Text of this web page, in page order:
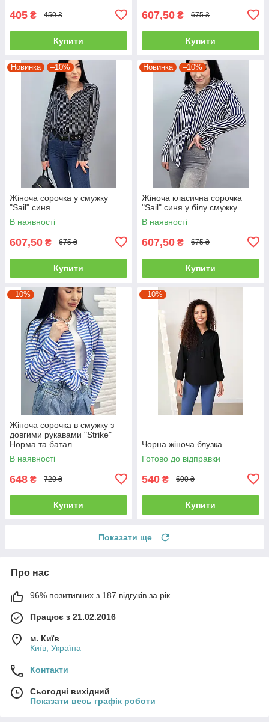
405 ₴ 450 ₴
Купити
607,50 ₴ 675 ₴
Купити
Новинка –10%
Жіноча сорочка у смужку
"Sail" синя
В наявності
607,50 ₴ 675 ₴
Купити
Новинка –10%
Жіноча класична сорочка
"Sail" синя у білу смужку
В наявності
607,50 ₴ 675 ₴
Купити
–10%
Жіноча сорочка в смужку з
довгими рукавами "Strike"
Норма та батал
В наявності
648 ₴ 720 ₴
Купити
–10%
Чорна жіноча блузка
Готово до відправки
540 ₴ 600 ₴
Купити
Показати ще
Про нас
96% позитивних з 187 відгуків за рік
Працює з 21.02.2016
м. Київ
Київ, Україна
Контакти
Сьогодні вихідний
Показати весь графік роботи